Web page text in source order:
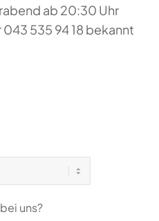
ab 20:30 Uhr
535 94 18 bekannt
uns?